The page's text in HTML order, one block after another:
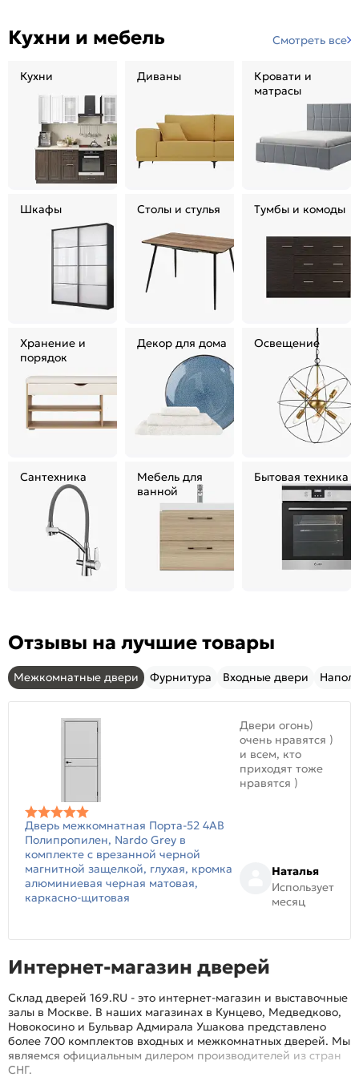
Кухни и мебель Смотреть все
Кухни Диваны
Кровати и
матрасы
Шкафы Столы и стулья Тумбы и комоды
Хранение и
порядок
Декор для дома Освещение
Сантехника
Мебель для
ванной
Бытовая техника
Отзывы на лучшие товары
Межкомнатные двери Фурнитура Входные двери
Дверь межкомнатная Порта-52 4AB
Полипропилен, Nardo Grey в
комплекте с врезанной черной
магнитной защелкой, глухая, кромка
алюминиевая черная матовая,
каркасно-щитовая
Двери огонь)
очень нравятся )
и всем, кто
приходят тоже
нравятся )
Наталья
Использует
месяц
Интернет-магазин дверей
Склад дверей 169.RU - это интернет-магазин и выставочные
залы в Москве. В наших магазинах в Кунцево, Медведково,
Новокосино и Бульвар Адмирала Ушакова представлено
более 700 комплектов входных и межкомнатных дверей. Мы
являемся официальным дилером производителей из стран
СНГ.